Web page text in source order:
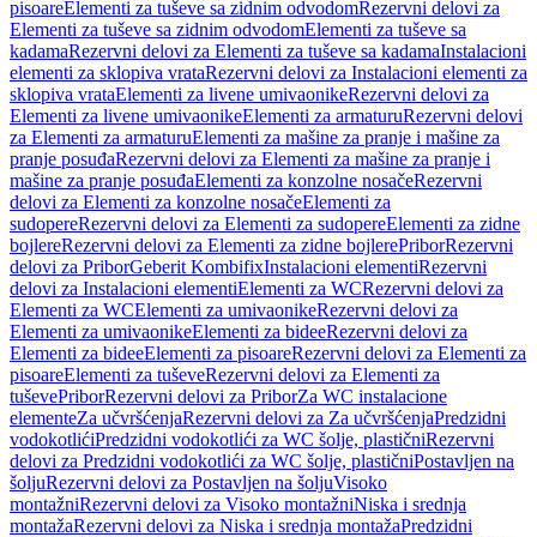
pisoareElementi za tuševe sa zidnim odvodomRezervni delovi za
Elementi za tuševe sa zidnim odvodomElementi za tuševe sa
kadamaRezervni delovi za Elementi za tuševe sa kadamaInstalacioni
elementi za sklopiva vrataRezervni delovi za Instalacioni elementi za
sklopiva vrataElementi za livene umivaonikeRezervni delovi za
Elementi za livene umivaonikeElementi za armaturuRezervni delovi
za Elementi za armaturuElementi za mašine za pranje i mašine za
pranje posuđaRezervni delovi za Elementi za mašine za pranje i
mašine za pranje posuđaElementi za konzolne nosačeRezervni
delovi za Elementi za konzolne nosačeElementi za
sudopereRezervni delovi za Elementi za sudopereElementi za zidne
bojlereRezervni delovi za Elementi za zidne bojlerePriborRezervni
delovi za PriborGeberit KombifixInstalacioni elementiRezervni
delovi za Instalacioni elementiElementi za WCRezervni delovi za
Elementi za WCElementi za umivaonikeRezervni delovi za
Elementi za umivaonikeElementi za bideeRezervni delovi za
Elementi za bideeElementi za pisoareRezervni delovi za Elementi za
pisoareElementi za tuševeRezervni delovi za Elementi za
tuševePriborRezervni delovi za PriborZa WC instalacione
elementeZa učvršćenjaRezervni delovi za Za učvršćenjaPredzidni
vodokotlićiPredzidni vodokotlići za WC šolje, plastičniRezervni
delovi za Predzidni vodokotlići za WC šolje, plastičniPostavljen na
šoljuRezervni delovi za Postavljen na šoljuVisoko
montažniRezervni delovi za Visoko montažniNiska i srednja
montažaRezervni delovi za Niska i srednja montažaPredzidni